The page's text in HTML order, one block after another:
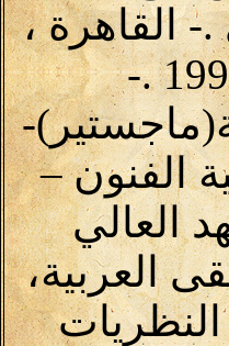
القاهرة ،
1991 .-
الفنون –
العالي
العربية،